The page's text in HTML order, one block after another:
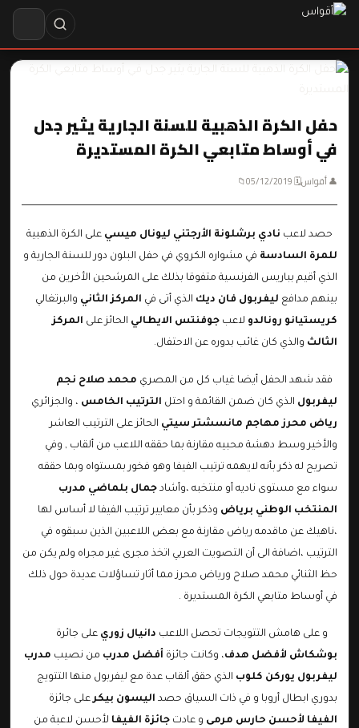
حفل الكرة الذهبية للسنة الجارية يثير جدل
في أوساط متابعي الكرة المستديرة
👤 أقواس🗓 05/12/2019
📁
حصد لاعب نادي برشلونة الأرجتني ليونال ميسي على الكرة الذهبية
للمرة السادسة في مشواره الكروي في حفل البلون دور للسنة الجارية و
الذي أقيم بباريس الفرنسية متفوقا بذلك على المرشحين الأخرين من
بينهم مدافع ليفربول فان ديك الذي أتى في المركز الثاني والبرتغالي
كريستيانو رونالدو لاعب جوفنتس الايطالي الحائز على المركز
الثالث والذي كان غائب بدوره عن الاحتفال.
فقد شهد الحفل أيضا غياب كل من المصري محمد صلاح نجم
ليفربول الذي كان ضمن القائمة و احتل الترتيب الخامس ، والجزائري
رياض محرز مهاجم مانسشتر سيتي الحائز على الترتيب العاشر
والأخير وسط دهشة محبيه مقارنة بما حققه اللاعب من ألقاب , وفي
تصريح له ذكر بأنه لايهمه ترتيب الفيفا وهو فخور بمستواه وبما حققه
سواء مع مستوى ناديه أو منتخبه ،وأشاد جمال بلماضي مدرب
المنتخب الوطني برياض وذكر بأن معايير ترتيب الفيفا لا أساس لها
،ناهيك عن ماقدمه رياض مقارنة مع بعض اللاعبين الذين سبقوه في
الترتيب ،اضافة الى أن التصويت العربي اتخذ مجرى غير مجراه ولم يكن من
حظ الثنائي محمد صلاح ورياض محرز مما أثار تساؤلات عديدة حول ذلك
في أوساط متابعي الكرة المستديرة .
و على هامش التتويجات تحصل اللاعب دانيال زوري على جائرة
بوشكاش لأفضل هدف، وكانت جائزة أفضل مدرب من نصيب مدرب
ليفربول يوركن كلوب الذي حقق ألقاب عدة مع ليفربول منها التتويج
بدوري ابطال أروبا و في ذات السياق حصد اليسون بيكرعلى جائزة
الفيفا لأحسن حارس مرمى و عادت جائزة الفيفا لأحسن لاعبة من